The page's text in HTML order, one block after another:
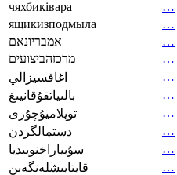
чяхбиківара
…
ящикизподмыла
…
אמבריונאם
…
מרכזהביצועים
…
اغافسيزالي
…
بالىياتقۇقانيىغ
…
توپلاميۇچۇرى
…
دستمالگردن
…
سۇبياراخنويىديا
…
قايتايىشلەنگەنن
…